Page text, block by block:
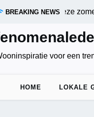
BREAKING NEWS
die deze zomer alle
voor een
HOME LOKALE